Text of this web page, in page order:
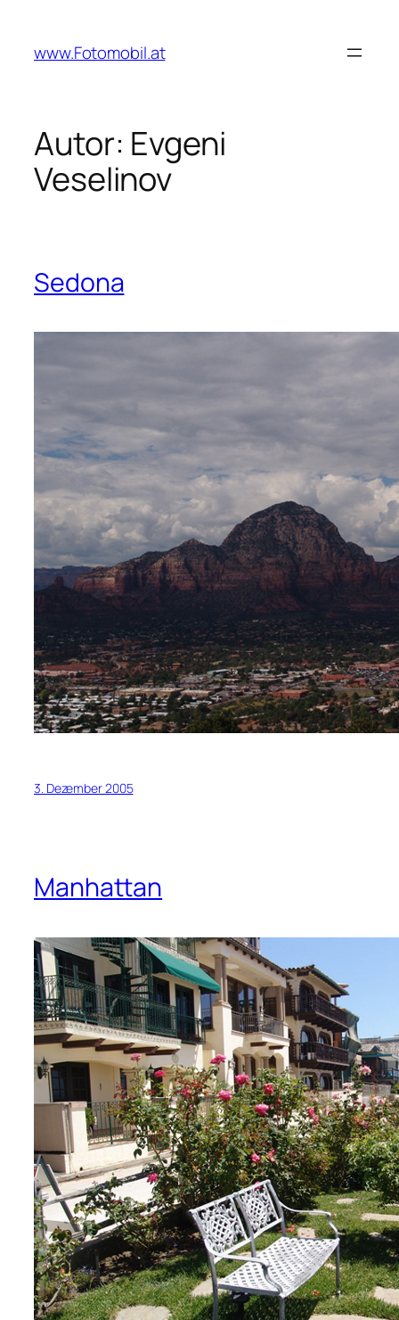
springen
www.Fotomobil.at
Autor: Evgeni
Veselinov
Sedona
3. Dezember 2005
Manhattan